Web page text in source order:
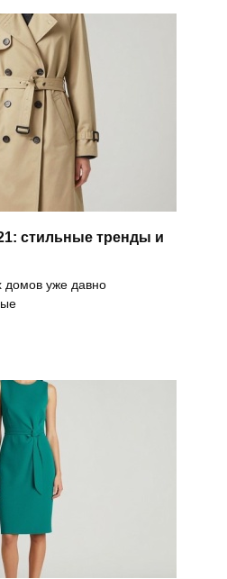
стильные тренды и
уже давно